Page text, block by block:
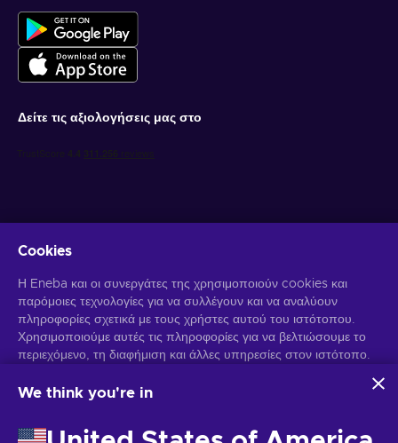
Δείτε τις αξιολογήσεις μας στο
Λάβετε προσωποποιημένες προσφορές για παιχνίδια
Γραφτείτε συνδρομητής
Μπορείτε να απεγγραφείτε οποιαδήποτε στιγμή. Επισκεφθείτε την
Ειδοποίηση Απορρήτουγια περισσότερες πληροφορίες.
Cookies
Η Eneba και οι συνεργάτες της χρησιμοποιούν cookies και
παρόμοιες τεχνολογίες για να συλλέγουν και να αναλύουν
πληροφορίες σχετικά με τους χρήστες αυτού του ιστότοπου.
Χρησιμοποιούμε αυτές τις πληροφορίες για να βελτιώσουμε το
περιεχόμενο, τη διαφήμιση και άλλες υπηρεσίες στον ιστότοπο.
χρησιμοποιηθούν για την εξατομίκευση διαφημίσεων.
αυτών των τεχνολογιών από την Eneba και τους συνεργάτες
We think you're in